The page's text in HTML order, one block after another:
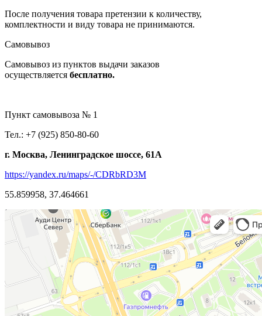
После получения товара претензии к количеству,
комплектности и виду товара не принимаются.
Самовывоз
Самовывоз из пунктов выдачи заказов
осуществляется бесплатно.
Пункт самовывоза № 1
Тел.: +7 (925) 850-80-60
г. Москва, Ленинградское шоссе, 61А
https://yandex.ru/maps/-/CDRbRD3M
55.859958, 37.464661